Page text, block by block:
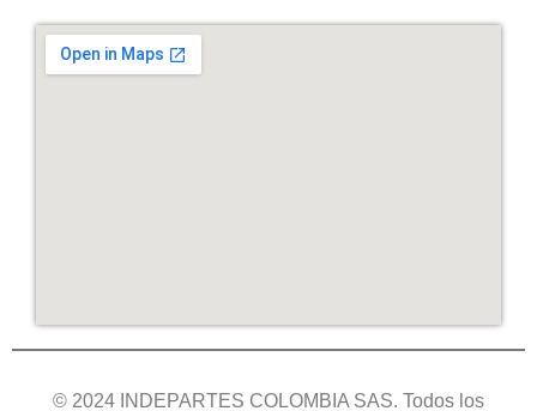
© 2024 INDEPARTES COLOMBIA SAS. Todos los